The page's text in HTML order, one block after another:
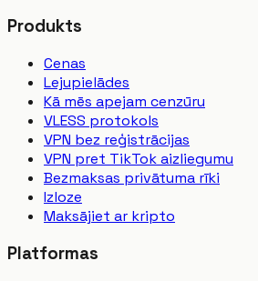
Produkts
Cenas
Lejupielādes
Kā mēs apejam cenzūru
VLESS protokols
VPN bez reģistrācijas
VPN pret TikTok aizliegumu
Bezmaksas privātuma rīki
Izloze
Maksājiet ar kripto
Platformas